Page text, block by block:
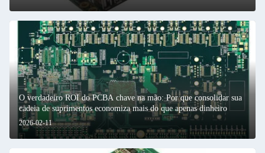
2026-02-11
O verdadeiro ROI do PCBA chave na mão: Por que consolidar sua
cadeia de suprimentos economiza mais do que apenas dinheiro